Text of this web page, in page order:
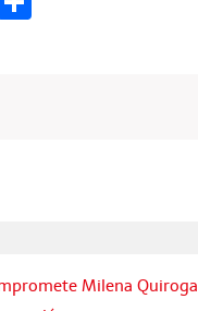
Milena Quiroga